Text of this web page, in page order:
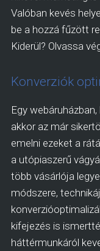
Valóban kevés
be a hozzá fűzött
Kiderül? Olvassa
Konverziók
Egy
akkor az már
emelni ezeket a
a utópiaszerű
több vásárlója
módszere,
kifejezés is
háttérmunkáról